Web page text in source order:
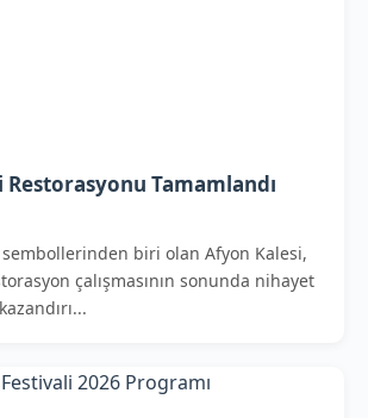
Tamamlandı
biri olan Afyon Kalesi,
çalışmasının sonunda nihayet